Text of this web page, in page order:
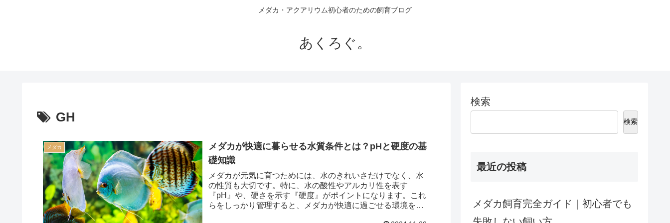
メダカ・アクアリウム初心者のための飼育ブログ
あくろぐ。
GH
メダカ
メダカが快適に暮らせる水質条件とは？pHと硬度の基
礎知識
メダカが元気に育つためには、水のきれいさだけでなく、水
の性質も大切です。特に、水の酸性やアルカリ性を表す
『pH』や、硬さを示す『硬度』がポイントになります。これ
らをしっかり管理すると、メダカが快適に過ごせる環境を作
検索
検索
最近の投稿
メダカ飼育完全ガイド｜初心者でも